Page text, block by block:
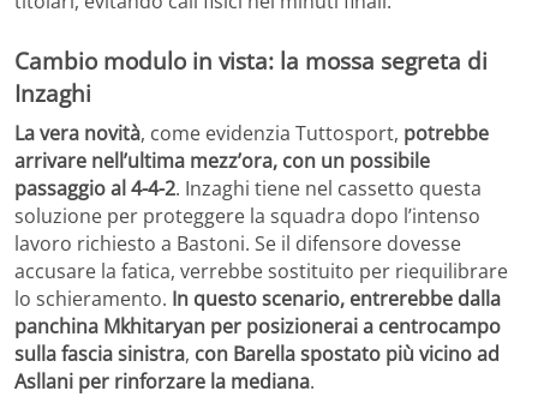
Cambio modulo in vista: la mossa segreta di
Inzaghi
La vera novità, come evidenzia Tuttosport, potrebbe
arrivare nell’ultima mezz’ora, con un possibile
passaggio al 4-4-2. Inzaghi tiene nel cassetto questa
soluzione per proteggere la squadra dopo l’intenso
lavoro richiesto a Bastoni. Se il difensore dovesse
accusare la fatica, verrebbe sostituito per riequilibrare
lo schieramento. In questo scenario, entrerebbe dalla
panchina Mkhitaryan per posizionerai a centrocampo
sulla fascia sinistra, con Barella spostato più vicino ad
Asllani per rinforzare la mediana.